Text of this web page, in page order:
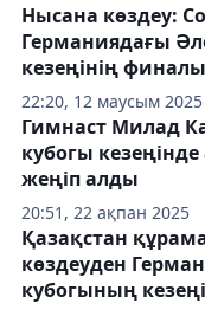
22:20, 12 маусым 2025
Нысана көздеу:
Германиядағы
кезеңінің
20:51, 22 ақпан 2025
Гимнаст Милад
кубогы
жеңіп алды
Қазақстан
көздеуден
кубогының